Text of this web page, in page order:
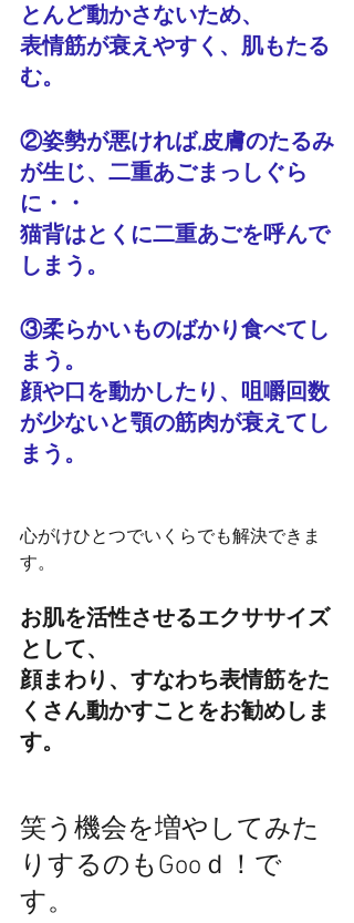
とんど動かさないため、
表情筋が衰えやすく、肌もたる
む。
②姿勢が悪ければ,皮膚のたるみ
が生じ、二重あごまっしぐら
に・・
猫背はとくに二重あごを呼んで
しまう。
③柔らかいものばかり食べてし
まう。
顔や口を動かしたり、咀嚼回数
が少ないと顎の筋肉が衰えてし
まう。
心がけひとつでいくらでも解決できま
す。
お肌を活性させるエクササイズ
として、
顔まわり、すなわち表情筋をた
くさん動かすことをお勧めしま
す。
笑う機会を増やしてみた
りするのもGooｄ！で
す。